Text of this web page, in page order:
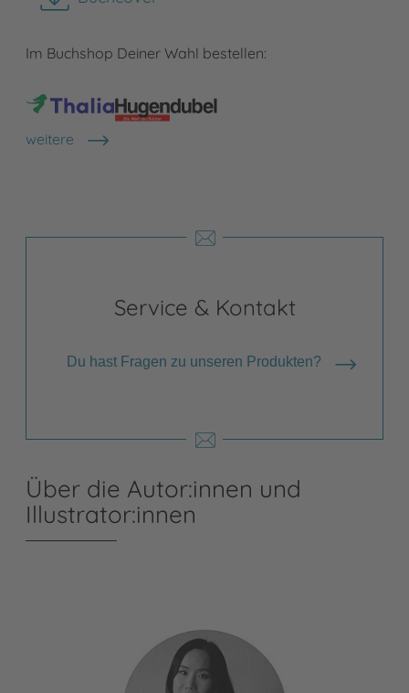
herunterladen
Im Buchshop Deiner Wahl bestellen:
weitere
Shops anzeigen
Service & Kontakt
Du hast Fragen zu unseren Produkten?
Über die Autor:innen und
Illustrator:innen